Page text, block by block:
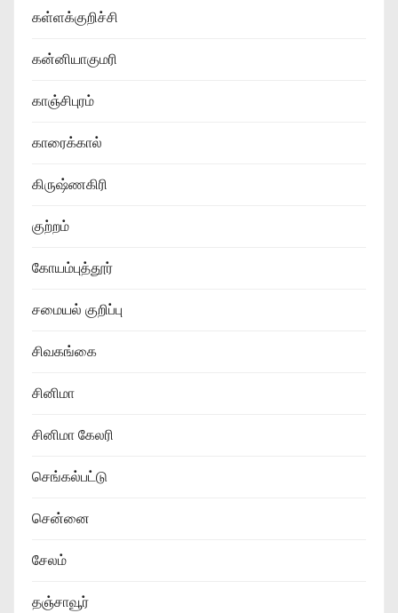
கள்ளக்குறிச்சி
கன்னியாகுமரி
காஞ்சிபுரம்
காரைக்கால்
கிருஷ்ணகிரி
குற்றம்
கோயம்புத்தூர்
சமையல் குறிப்பு
சிவகங்கை
சினிமா
சினிமா கேலரி
செங்கல்பட்டு
சென்னை
சேலம்
தஞ்சாவூர்